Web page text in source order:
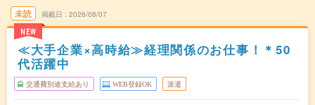
未読
NEW
掲載日 2026/08/07
≪大手企業×高時給≫経理関係のお仕事！＊50
代活躍中
交通費別途支給あり WEB登録OK 派遣